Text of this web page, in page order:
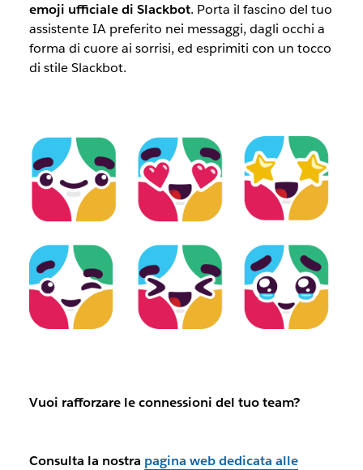
emoji ufficiale di Slackbot. Porta il fascino del tuo
assistente IA preferito nei messaggi, dagli occhi a
forma di cuore ai sorrisi, ed esprimiti con un tocco
di stile Slackbot.
Vuoi rafforzare le connessioni del tuo team?
Consulta la nostra pagina web dedicata alle